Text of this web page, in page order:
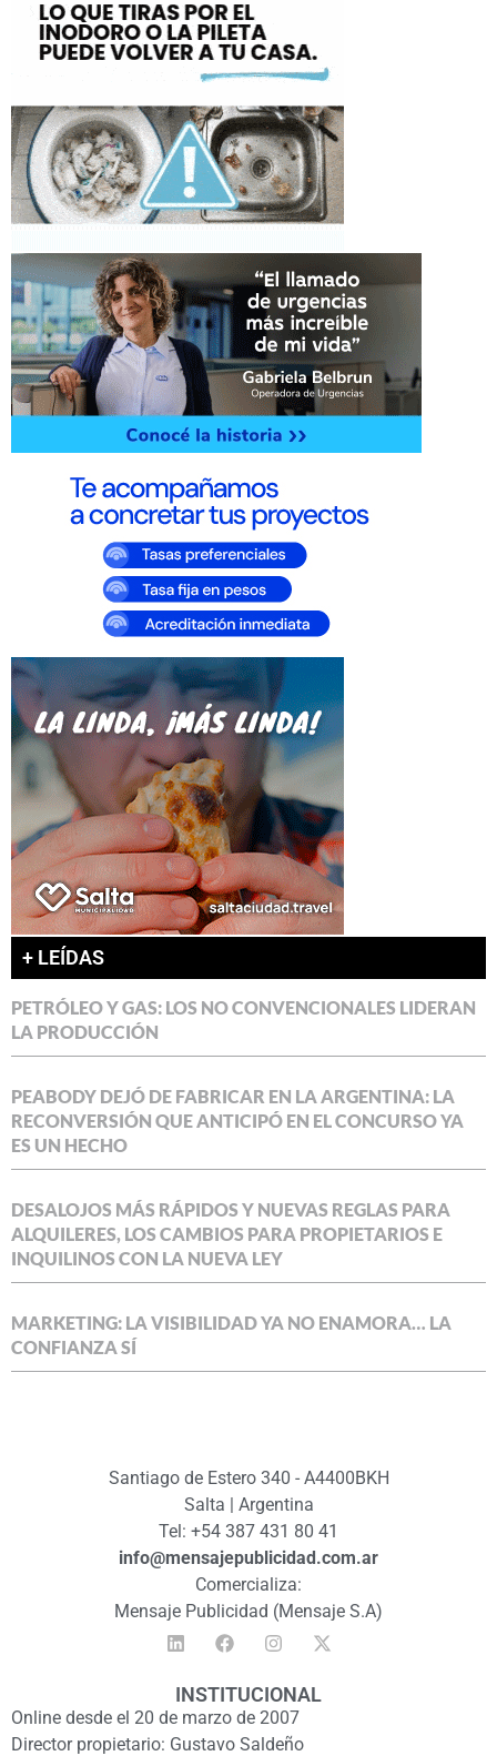
+ LEÍDAS
PETRÓLEO Y GAS: LOS NO CONVENCIONALES LIDERAN
LA PRODUCCIÓN
PEABODY DEJÓ DE FABRICAR EN LA ARGENTINA: LA
RECONVERSIÓN QUE ANTICIPÓ EN EL CONCURSO YA
ES UN HECHO
DESALOJOS MÁS RÁPIDOS Y NUEVAS REGLAS PARA
ALQUILERES, LOS CAMBIOS PARA PROPIETARIOS E
INQUILINOS CON LA NUEVA LEY
MARKETING: LA VISIBILIDAD YA NO ENAMORA… LA
CONFIANZA SÍ
Santiago de Estero 340 - A4400BKH
Salta | Argentina
Tel: +54 387 431 80 41
info@mensajepublicidad.com.ar
Comercializa:
Mensaje Publicidad (Mensaje S.A)
INSTITUCIONAL
Online desde el 20 de marzo de 2007
Director propietario: Gustavo Saldeño